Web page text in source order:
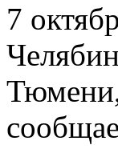
7
Тюмени,